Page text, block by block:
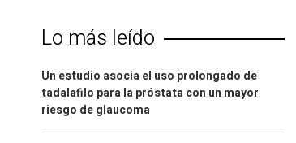
Lo más leído
Un estudio asocia el uso prolongado de
tadalafilo para la próstata con un mayor
riesgo de glaucoma